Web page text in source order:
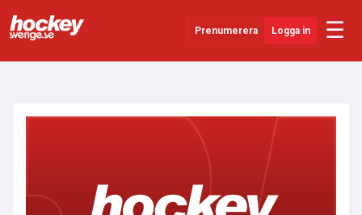
Prenumerera Logga in ☰